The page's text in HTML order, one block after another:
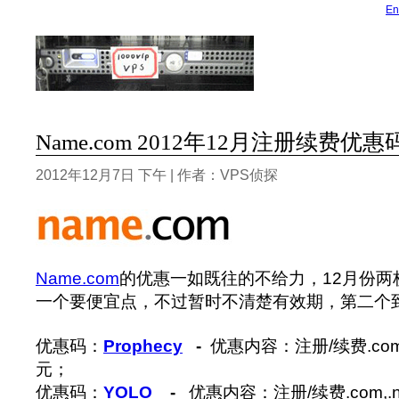
Name.com 2012年12月注册续费优惠
2012年12月7日 下午 | 作者：VPS侦探
Name.com的优惠一如既往的不给力，12月份
一个要便宜点，不过暂时不清楚有效期，第二个
优惠码： Prophecy - 优惠内容：注册/续费
元；
优惠码： YOLO - 优惠内容：注册/续费